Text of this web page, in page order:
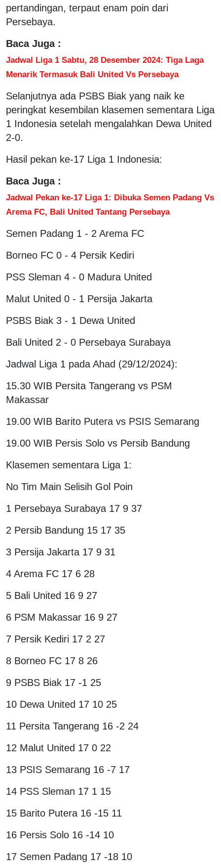
pertandingan, terpaut enam poin dari
Persebaya.
Baca Juga :
Jadwal Liga 1 Sabtu, 28 Desember 2024: Tiga Laga
Menarik Termasuk Bali United Vs Persebaya
Selanjutnya ada PSBS Biak yang naik ke
peringkat kesembilan klasemen sementara Liga
1 Indonesia setelah mengalahkan Dewa United
2-0.
Hasil pekan ke-17 Liga 1 Indonesia:
Baca Juga :
Jadwal Pekan ke-17 Liga 1: Dibuka Semen Padang Vs
Arema FC, Bali United Tantang Persebaya
Semen Padang 1 - 2 Arema FC
Borneo FC 0 - 4 Persik Kediri
PSS Sleman 4 - 0 Madura United
Malut United 0 - 1 Persija Jakarta
PSBS Biak 3 - 1 Dewa United
Bali United 2 - 0 Persebaya Surabaya
Jadwal Liga 1 pada Ahad (29/12/2024):
15.30 WIB Persita Tangerang vs PSM
Makassar
19.00 WIB Barito Putera vs PSIS Semarang
19.00 WIB Persis Solo vs Persib Bandung
Klasemen sementara Liga 1:
No Tim Main Selisih Gol Poin
1 Persebaya Surabaya 17 9 37
2 Persib Bandung 15 17 35
3 Persija Jakarta 17 9 31
4 Arema FC 17 6 28
5 Bali United 16 9 27
6 PSM Makassar 16 9 27
7 Persik Kediri 17 2 27
8 Borneo FC 17 8 26
9 PSBS Biak 17 -1 25
10 Dewa United 17 10 25
11 Persita Tangerang 16 -2 24
12 Malut United 17 0 22
13 PSIS Semarang 16 -7 17
14 PSS Sleman 17 1 15
15 Barito Putera 16 -15 11
16 Persis Solo 16 -14 10
17 Semen Padang 17 -18 10